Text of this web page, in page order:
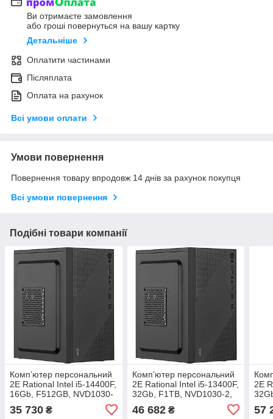
Ви отримаєте замовлення
або гроші повернуться на вашу картку
Детальніше
Оплатити частинами
Післяплата
Оплата на рахунок
Всі умови оплати
Умови повернення
Повернення товару впродовж 14 днів за рахунок покупця
Всі умови повернення
Подібні товари компанії
Комп’ютер персональний
2E Rational Intel i5-14400F,
16Gb, F512GB, NVD1030-
2, H610, 2E-TMX04-500,
Win11PE
35 730 ₴
Комп’ютер персональний
2E Rational Intel i5-13400F,
32Gb, F1TB, NVD1030-2,
Win11PE
46 682₴
2E
57